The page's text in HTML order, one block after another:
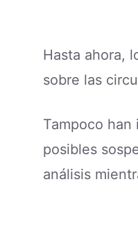
Hasta ahora,
sobre las
Tampoco
posibles
análisis